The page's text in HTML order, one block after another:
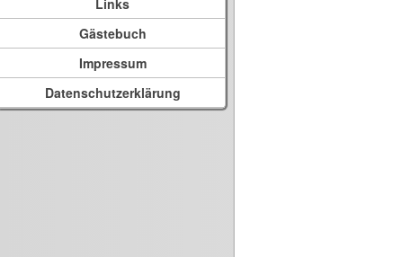
Gästebuch
Impressum
Datenschutzerklärung